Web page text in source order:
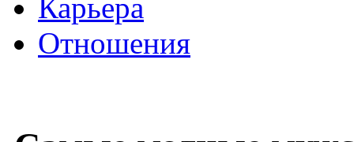
Карьера
Отношения